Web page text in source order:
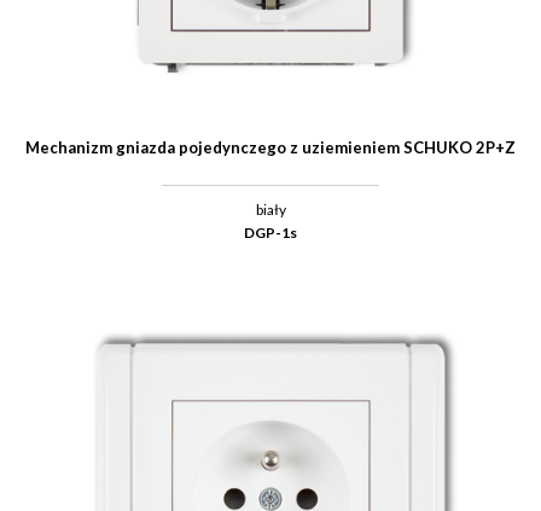
Mechanizm gniazda pojedynczego z uziemieniem SCHUKO 2P+Z
biały
DGP-1s